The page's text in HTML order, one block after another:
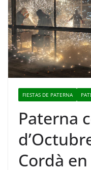
FIESTAS DE PATERNA
Paterna
Cordà en